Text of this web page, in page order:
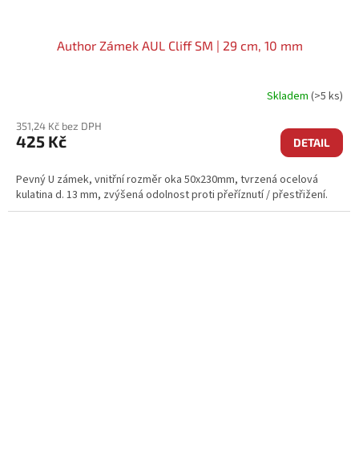
Author Zámek AUL Cliff SM | 29 cm, 10 mm
Skladem (>5 ks)
351,24 Kč bez DPH
425 Kč DETAIL
Pevný U zámek, vnitřní rozměr oka 50x230mm, tvrzená ocelová
kulatina d. 13 mm, zvýšená odolnost proti přeříznutí / přestřižení.